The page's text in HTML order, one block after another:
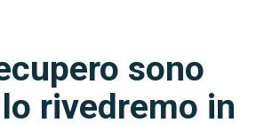
sono
rivedremo in